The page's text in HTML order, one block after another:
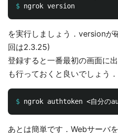
$
を実行しましょう．versionが
回は2.3.25)
登録すると一番最初の画面に
も行っておくと良いでしょう．
$
あとは簡単です．Webサーバ